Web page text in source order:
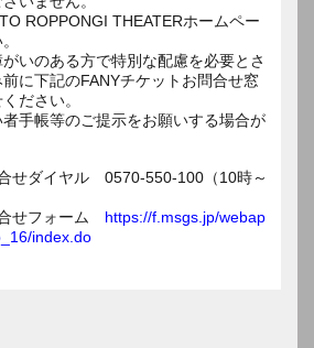
ROPPONGI THEATERホームペー
いのある方で特別な配慮を必要とさ
に下記のFANYチケットお問合せ窓
ださい。
手帳等のご提示をお願いする場合が
せダイヤル 0570-550-100（10時～
せフォーム https://f.msgs.jp/webap
index.do